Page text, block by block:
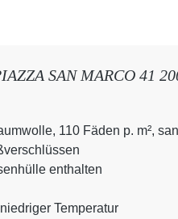
SAN MARCO 41
110 Fäden p. m²,
enthalten
Temperatur